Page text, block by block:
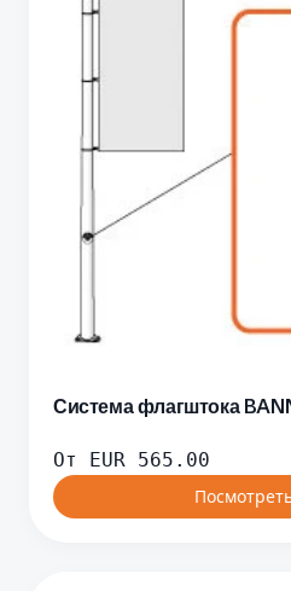
Система флагштока
От EUR 565.00